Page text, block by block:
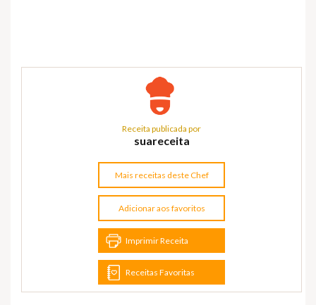
Receita publicada por
suareceita
Mais receitas deste Chef
Adicionar aos favoritos
Imprimir Receita
Receitas Favoritas